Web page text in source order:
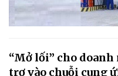
“Mở lối” cho
trợ vào chuỗi cung